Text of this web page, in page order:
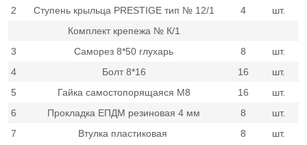
2 Ступень крыльца PRESTIGE тип № 12/1 4
шт.
Комплект крепежа № К/1
3
Саморез 8*50 глухарь 8
шт.
4
Болт 8*16 16
шт.
5
Гайка самостопорящаяся М8 16
шт.
6
Прокладка ЕПДМ резиновая 4 мм 8
шт.
7
Втулка пластиковая 8 шт.